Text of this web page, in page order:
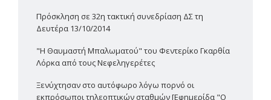
Πρόσκληση σε 32η τακτική συνεδρίαση ΔΣ τη
Δευτέρα 13/10/2014
"Η Θαυμαστή Μπαλωματού" του Φεντερίκο Γκαρθία
Λόρκα από τους Νεφεληγερέτες
Ξενύχτησαν στο αυτόφωρο λόγω πορνό οι
εκπρόσωποι τηλεοπτικών σταθμών [Εφημερίδα "Ο